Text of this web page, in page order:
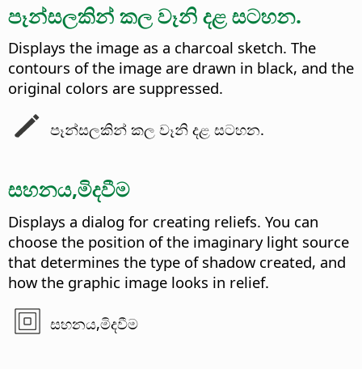
පෑන්සලකින් කල වෑනි දළ සටහන.
Displays the image as a charcoal sketch. The
contours of the image are drawn in black, and the
original colors are suppressed.
පෑන්සලකින් කල වෑනි දළ සටහන.
සහනය,මිදවීම
Displays a dialog for creating reliefs. You can
choose the position of the imaginary light source
that determines the type of shadow created, and
how the graphic image looks in relief.
සහනය,මිදවීම